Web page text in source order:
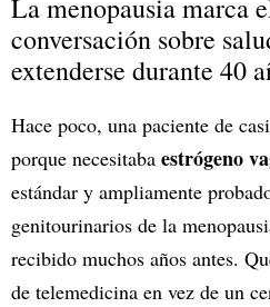
La menopausia marca
conversación sobre
extenderse durante 40
Hace poco, una paciente de
porque necesitaba estrógeno
estándar y ampliamente
genitourinarios de la
recibido muchos años antes.
de telemedicina en vez de un